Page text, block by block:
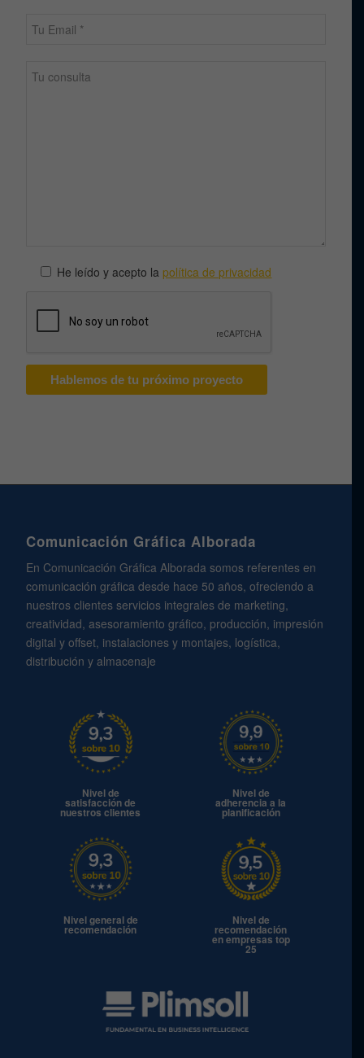
He leído y acepto lapolítica de privacidad
Comunicación Gráfica Alborada
En Comunicación Gráfica Alborada somos referentes en
comunicación gráfica desde hace 50 años, ofreciendo a
nuestros clientes servicios integrales de marketing,
creatividad, asesoramiento gráfico, producción, impresión
digital y offset, instalaciones y montajes, logística,
distribución y almacenaje
Nivel de
satisfacción de
nuestros clientes
Nivel de
adherencia a la
planificación
Nivel general de
recomendación
Nivel de
recomendación
en empresas top
25